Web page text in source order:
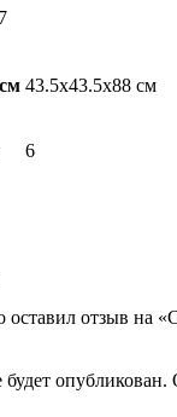
43.5x43.5x88 см
6
оставил отзыв на
опубликован.